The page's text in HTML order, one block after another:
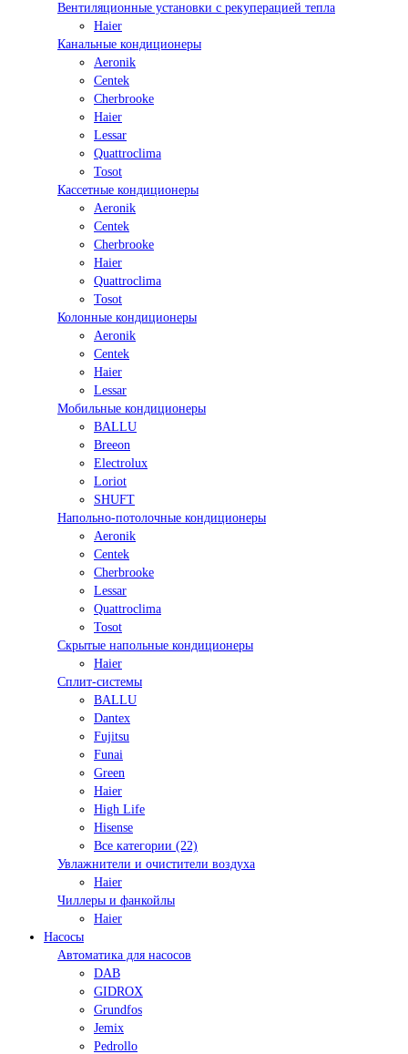
Вентиляционные установки с рекуперацией тепла
Haier
Канальные кондиционеры
Aeronik
Centek
Cherbrooke
Haier
Lessar
Quattroclima
Tosot
Кассетные кондиционеры
Aeronik
Centek
Cherbrooke
Haier
Quattroclima
Tosot
Колонные кондиционеры
Aeronik
Centek
Haier
Lessar
Мобильные кондиционеры
BALLU
Breeon
Electrolux
Loriot
SHUFT
Напольно-потолочные кондиционеры
Aeronik
Centek
Cherbrooke
Lessar
Quattroclima
Tosot
Скрытые напольные кондиционеры
Haier
Сплит-системы
BALLU
Dantex
Fujitsu
Funai
Green
Haier
High Life
Hisense
Все категории (22)
Увлажнители и очистители воздуха
Haier
Чиллеры и фанкойлы
Haier
Насосы
Автоматика для насосов
DAB
GIDROX
Grundfos
Jemix
Pedrollo